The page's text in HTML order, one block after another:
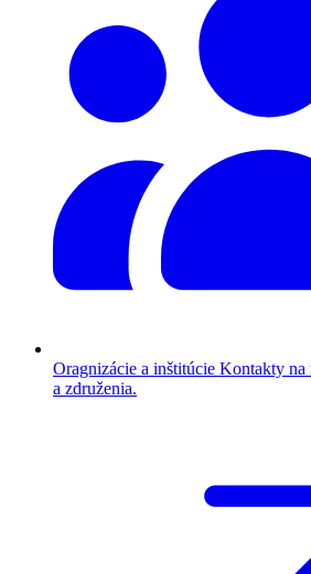
Oragnizácie a inštitúcie Kontakty na
a združenia.